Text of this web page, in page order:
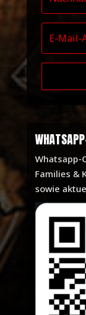
Whatsapp-
Families &
sowie